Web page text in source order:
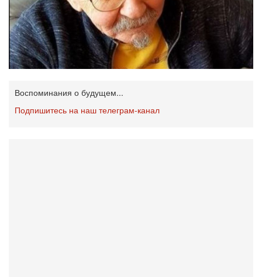
Воспоминания о будущем...
Подпишитесь на наш телеграм-канал